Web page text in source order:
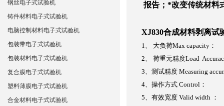
报告；*改变传统材料
XJ830合成材料剥离试
1、 大负荷Max capacity：
2、 荷重元精度Load
3、测试精度Measuring
4、操作方式Control：
5、有效宽度Valid width ：
钢丝电子式试验机
铸件材料电子式试验机
电脑控制材料电子式试验机
包装带电子式试验机
包装材料电子式试验机
复合膜电子式试验机
塑料薄膜电子式试验机
合金材料电子式试验机